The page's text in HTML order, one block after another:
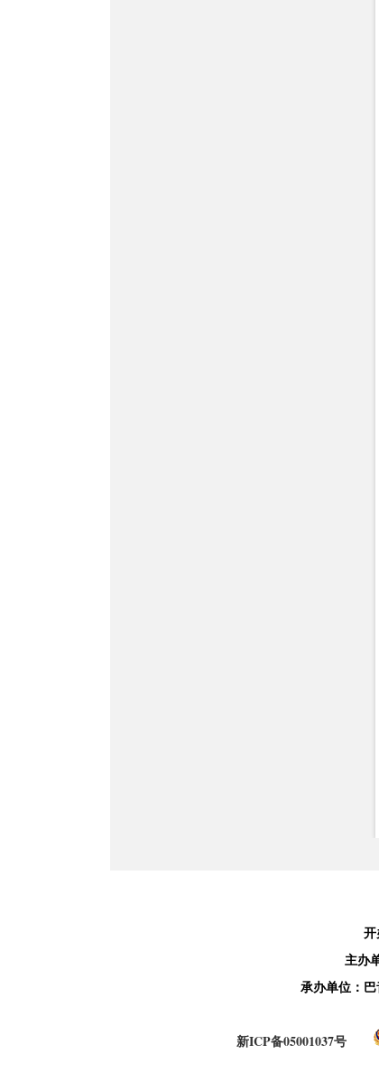
主办
承办单位：
新ICP备05001037号